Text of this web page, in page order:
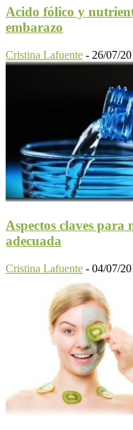
Acido fólico y
embarazo
Cristina Lafuente - 26/07/
Aspectos claves
adecuada
Cristina Lafuente - 04/07/